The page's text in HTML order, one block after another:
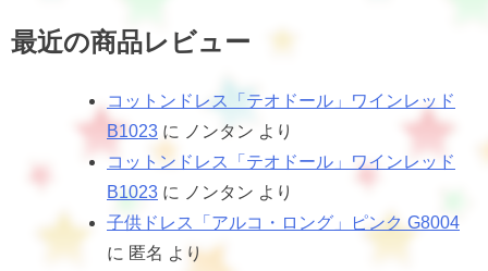
最近の商品レビュー
コットンドレス「テオドール」ワインレッド
B1023 に ノンタン より
コットンドレス「テオドール」ワインレッド
B1023 に ノンタン より
子供ドレス「アルコ・ロング」ピンク G8004
に 匿名 より